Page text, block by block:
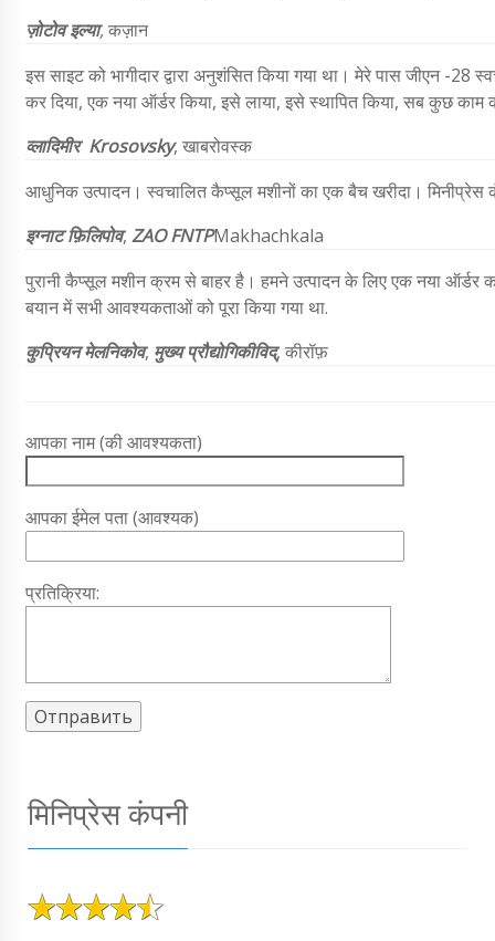
ज़ोटोव इल्या,कज़ान
इस साइट को भागीदार द्वारा अनुशंसित किया गया था। मेरे पास जीएन -
कर दिया, एक नया ऑर्डर किया, इसे लाया, इसे स्थापित किया, सब कुछ काम
व्लादिमीर Krosovsky, खाबरोवस्क
आधुनिक उत्पादन। स्वचालित कैप्सूल मशीनों का एक बैच खरीदा। मिनीप्रेस
इग्नाट फ़िलिपोव, ZAO FNTPMakhachkala
पुरानी कैप्सूल मशीन क्रम से बाहर है। हमने उत्पादन के लिए एक नया
बयान में सभी आवश्यकताओं को पूरा किया गया था.
कुप्रियन मेलनिकोव, मुख्य प्रौद्योगिकीविद्, कीरॉफ़
आपका नाम (की आवश्यकता)
आपका ईमेल पता (आवश्यक)
प्रतिक्रिया:
मिनिप्रेस कंपनी